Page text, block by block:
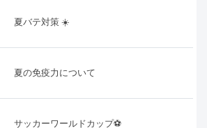
夏バテ対策 ☀️
夏の免疫力について
サッカーワールドカップ⚽️